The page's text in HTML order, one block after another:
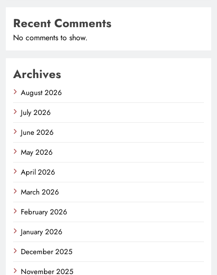
Recent Comments
No comments to show.
Archives
August 2026
July 2026
June 2026
May 2026
April 2026
March 2026
February 2026
January 2026
December 2025
November 2025